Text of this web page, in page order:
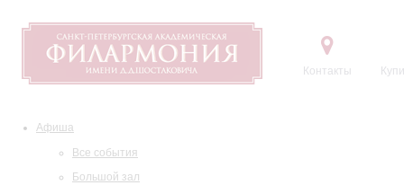
Контакты
Афиша
Все события
Большой зал